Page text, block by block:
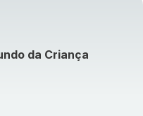
da Criança